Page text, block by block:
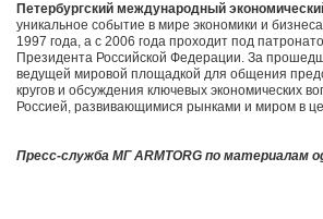
Петербургский международный
уникальное событие в мире экономики и
1997 года, а с 2006 года проходит под
Президента Российской Федерации. За
ведущей мировой площадкой для общения
кругов и обсуждения ключевых экономических
Россией, развивающимися рынками и миром в
Пресс-служба МГ ARMTORG по материалам